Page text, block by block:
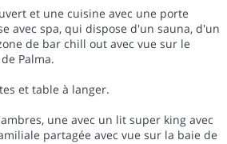
et une cuisine avec une porte
avec spa, qui dispose d'un sauna, d'un
de bar chill out avec vue sur le
Palma.
et table à langer.
une avec un lit super king avec
partagée avec vue sur la baie de